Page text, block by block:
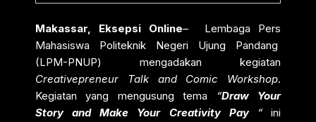
Makassar, Eksepsi Online– Lembaga Pers
Mahasiswa Politeknik Negeri Ujung Pandang
(LPM-PNUP) mengadakan kegiatan
Creativepreneur Talk and Comic Workshop.
Kegiatan yang mengusung tema “Draw Your
Story and Make Your Creativity Pay“ini